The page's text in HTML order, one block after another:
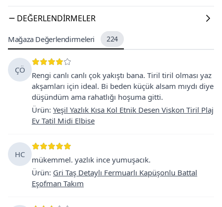
DEĞERLENDIRMELER
Mağaza Değerlendirmeleri 224
ÇÖ
Rengi canlı canlı çok yakıştı bana. Tiril tiril olması yaz
akşamları için ideal. Bi beden küçük alsam mıydı diye
düşündüm ama rahatlığı hoşuma gitti.
Ürün: Yeşil Yazlık Kısa Kol Etnik Desen Viskon Tiril Plaj
Ev Tatil Midi Elbise
HC
mükemmel. yazlık ince yumuşacık.
Ürün: Gri Taş Detaylı Fermuarlı Kapüşonlu Battal
Eşofman Takım